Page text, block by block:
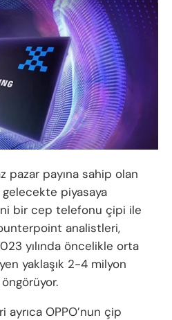
pazar payına sahip olan
gelecekte piyasaya
bir cep telefonu çipi ile
analistleri,
yılında öncelikle orta
yaklaşık 2-4 milyon
OPPO’nun çip